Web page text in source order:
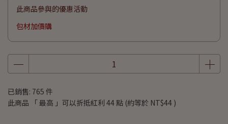
此商品參與的優惠活動
包材加價購
已銷售: 765 件
此商品 「 最高 」可以折抵紅利 44點 (約等於 NT$44 )